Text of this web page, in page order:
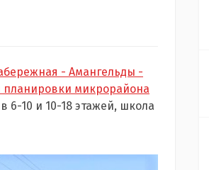
- Амангельды -
планировки микрорайона
6-10 и 10-18 этажей, школа